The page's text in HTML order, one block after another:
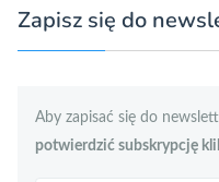
Zapisz się do
Aby zapisać się do
potwierdzić subskrypcję